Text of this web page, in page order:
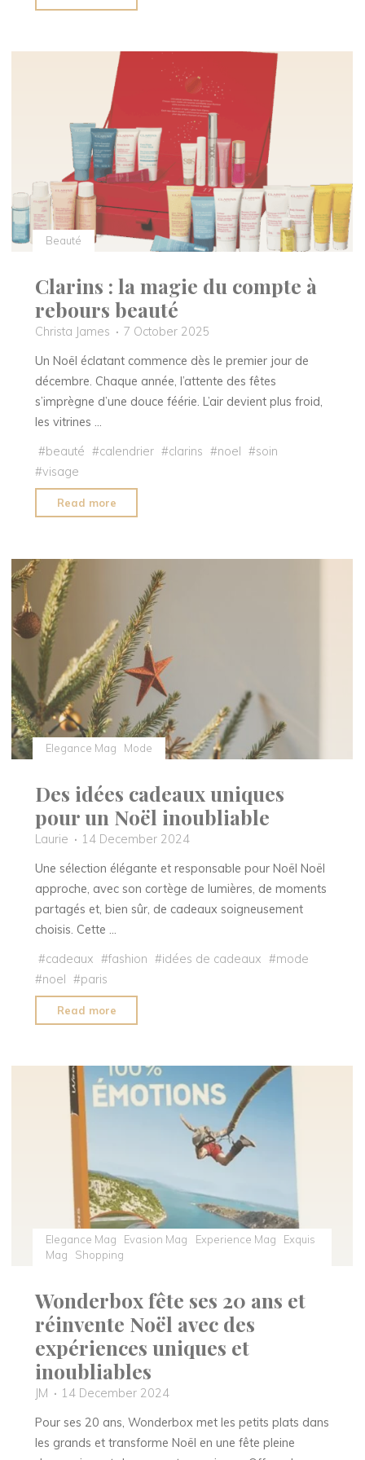
Velours,
magie
signée
Pannier"
Beauté
Clarins : la magie du compte à
rebours beauté
Christa James
7 October 2025
Un Noël éclatant commence dès le premier jour de
décembre. Chaque année, l’attente des fêtes
s’imprègne d’une douce féérie. L’air devient plus froid,
les vitrines …
#beauté #calendrier #clarins #noel #soin
#visage
Read more
:
magie
compte
à
rebours
beauté"
Elegance Mag Mode
Des idées cadeaux uniques
pour un Noël inoubliable
Laurie
14 December 2024
Une sélection élégante et responsable pour Noël Noël
approche, avec son cortège de lumières, de moments
partagés et, bien sûr, de cadeaux soigneusement
choisis. Cette …
#cadeaux #fashion #idées de cadeaux #mode
#noel #paris
Read more
idées
uniques
pour
un
Elegance Mag Evasion Mag Experience Mag
Exquis
Mag
Shopping
Wonderbox fête ses 20 ans et
réinvente Noël avec des
expériences uniques et
inoubliables
JM
14 December 2024
Pour ses 20 ans, Wonderbox met les petits plats dans
les grands et transforme Noël en une fête pleine